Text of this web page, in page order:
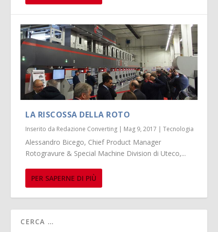
LA RISCOSSA DELLA ROTO
Inserito da Redazione Converting | Mag 9, 2017 |Tecnologia
Alessandro Bicego, Chief Product Manager
Rotogravure & Special Machine Division di Uteco,...
PER SAPERNE DI PIÙ